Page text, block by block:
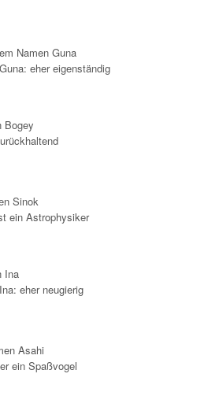
Namen Guna
eher eigenständig
Bogey
Sinok
ein Astrophysiker
Ina
eher neugierig
Asahi
ein Spaßvogel